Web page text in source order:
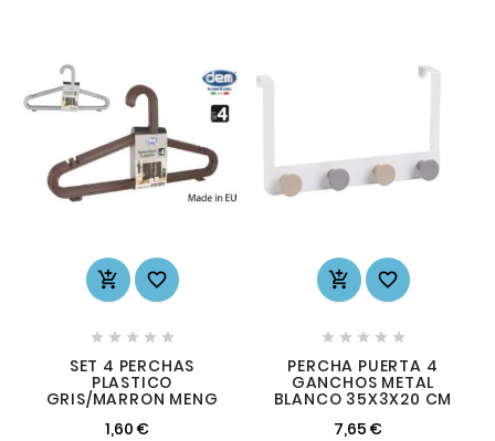
 
    
SET 4 PERCHAS
PLASTICO
GRIS/MARRON MENG
1,60 €
 
    
PERCHA PUERTA 4
GANCHOS METAL
BLANCO 35X3X20 CM
7,65 €